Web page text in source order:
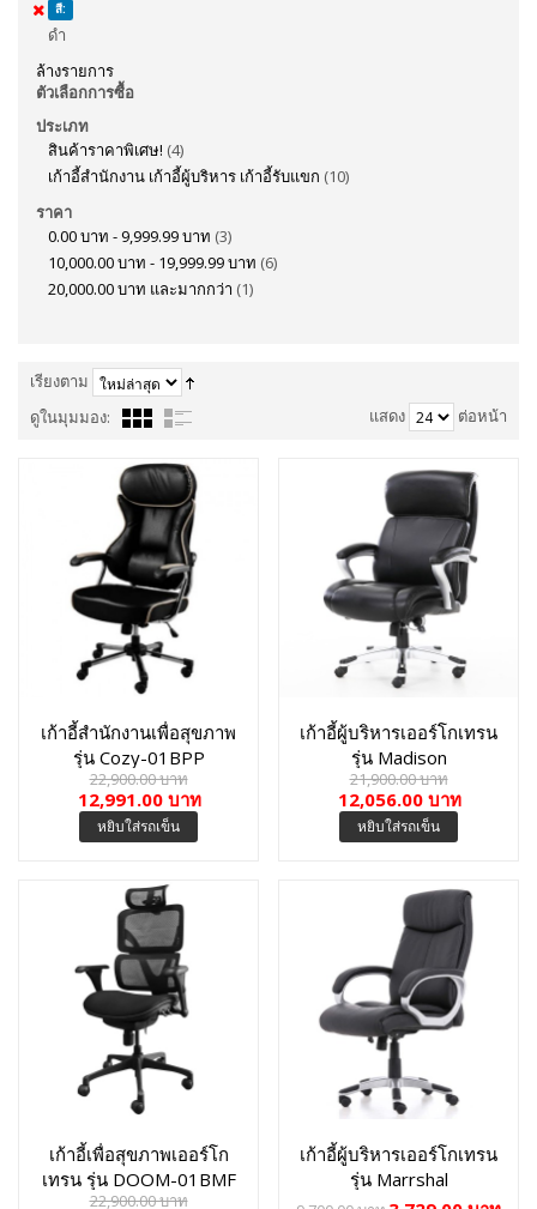
สี:
ดำ
ล้างรายการ
ตัวเลือกการซื้อ
ประเภท
สินค้าราคาพิเศษ! (4)
เก้าอี้สำนักงาน เก้าอี้ผู้บริหาร เก้าอี้รับแขก (10)
ราคา
0.00 บาท -9,999.99 บาท (3)
10,000.00 บาท - 19,999.99 บาท (6)
20,000.00 บาท และมากกว่า (1)
เรียงตาม
ดูในมุมมอง:
แสดง ต่อหน้า
เก้าอี้สำนักงานเพื่อสุขภาพ
รุ่น Cozy-01BPP
22,900.00 บาท
12,991.00 บาท
หยิบใส่รถเข็น
เก้าอี้ผู้บริหารเออร์โกเทรน
รุ่น Madison
21,900.00 บาท
12,056.00 บาท
หยิบใส่รถเข็น
เก้าอี้เพื่อสุขภาพเออร์โก
เทรน รุ่น DOOM-01BMF
22,900.00 บาท
เก้าอี้ผู้บริหารเออร์โกเทรน
รุ่น Marrshal